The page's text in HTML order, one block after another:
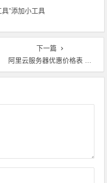
”添加小工具
下一篇
阿里云服务器优惠价格表 日常价、活动价及券后优惠价格参考 最新代金券优惠券领取